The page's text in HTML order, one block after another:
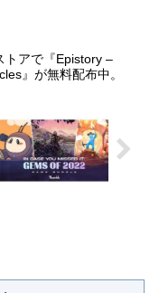
トアで『Epistory –
』が無料配布中。